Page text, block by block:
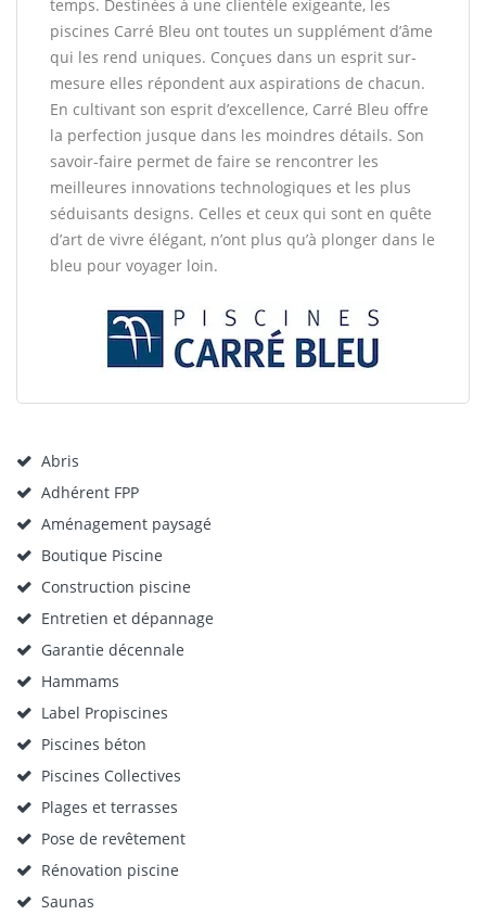
temps. Destinées à une clientèle exigeante, les
piscines Carré Bleu ont toutes un supplément d’âme
qui les rend uniques. Conçues dans un esprit sur-
mesure elles répondent aux aspirations de chacun.
En cultivant son esprit d’excellence, Carré Bleu offre
la perfection jusque dans les moindres détails. Son
savoir-faire permet de faire se rencontrer les
meilleures innovations technologiques et les plus
séduisants designs. Celles et ceux qui sont en quête
d’art de vivre élégant, n’ont plus qu’à plonger dans le
bleu pour voyager loin.
Abris
Adhérent FPP
Aménagement paysagé
Boutique Piscine
Construction piscine
Entretien et dépannage
Garantie décennale
Hammams
Label Propiscines
Piscines béton
Piscines Collectives
Plages et terrasses
Pose de revêtement
Rénovation piscine
Saunas